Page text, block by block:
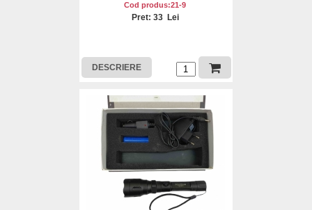
Cod produs:21-9
Pret: 33 Lei
DESCRIERE